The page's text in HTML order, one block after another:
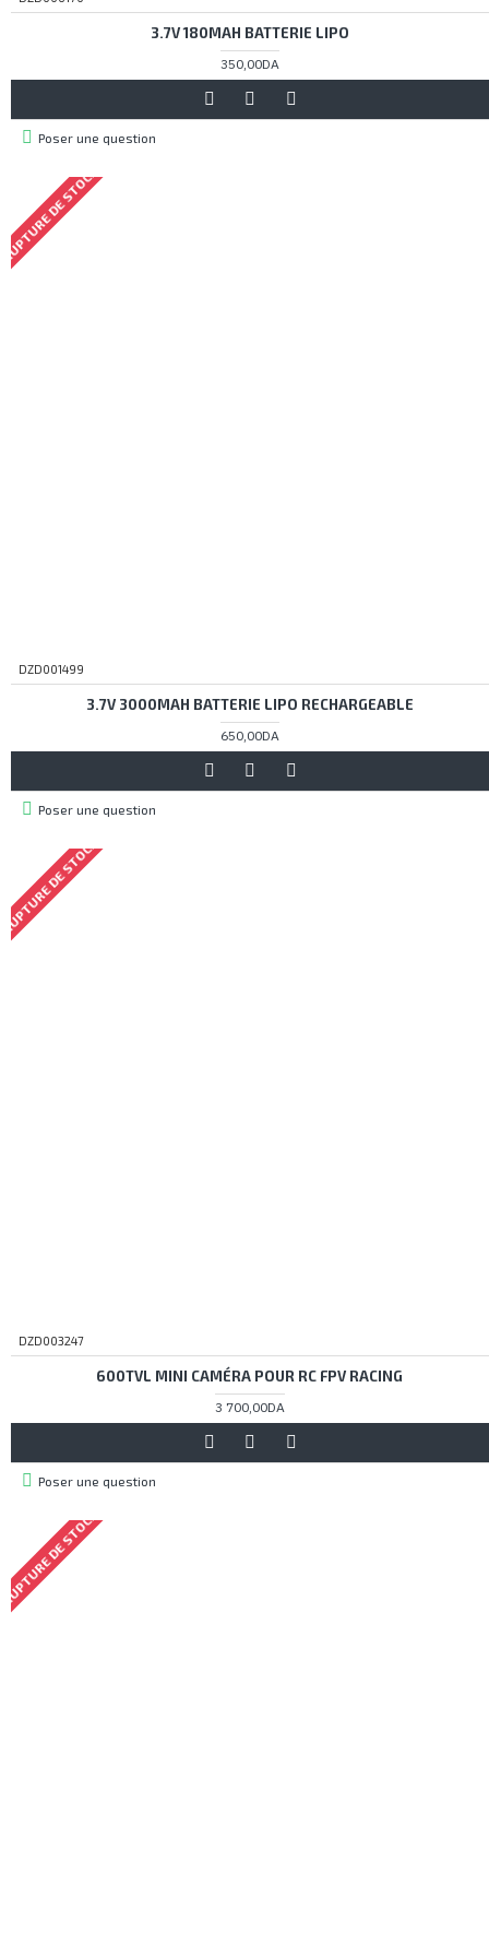
3.7V 180MAH BATTERIE LIPO
350,00DA
Poser une question
DE STOCK
DZD001499
3.7V 3000MAH BATTERIE LIPO RECHARGEABLE
650,00DA
Poser une question
DE STOCK
DZD003247
600TVL MINI CAMÉRA POUR RC FPV RACING
3 700,00DA
Poser une question
DE STOCK